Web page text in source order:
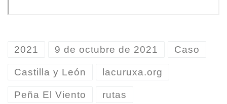
2021 9 de octubre de 2021 Caso
Castilla y León lacuruxa.org
Peña El Viento rutas